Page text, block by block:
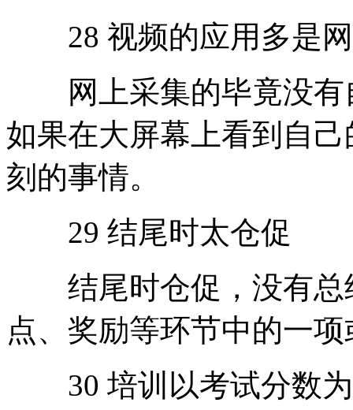
28 视频的应用多是网
网上采集的毕竟没有
如果在大屏幕上看到自
刻的事情。
29 结尾时太仓促
结尾时仓促，没有总
点、奖励等环节中的一
30 培训以考试分数